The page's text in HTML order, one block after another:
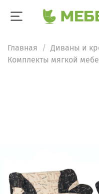
Главная
Диваны и
Комплекты мягкой